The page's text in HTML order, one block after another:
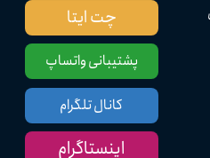
پشتیبانی واتساپ
چت ایتا
کانال تلگرام
اینستاگرام